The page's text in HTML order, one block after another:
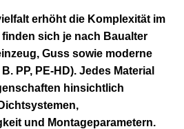
erhöht die Komplexität im
sich je nach Baualter
Guss sowie moderne
PP, PE-HD). Jedes Material
hinsichtlich
und Montageparametern.